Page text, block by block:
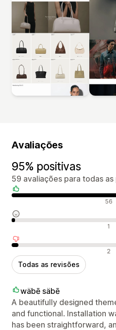
Avaliações
95% positivas
59 avaliações para todas
Avaliações positivas 56
Avaliações neutras 1
Avaliações negativas 2
Todas as revisões
wäbē säbē
A beautifully designed
and functional. Installation
has been straightforward,